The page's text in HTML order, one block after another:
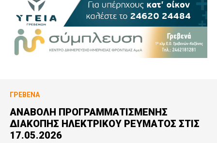
ΓΡΕΒΕΝΆ
ΑΝΑΒΟΛΗ ΠΡΟΓΡΑΜΜΑΤΙΣΜΕΝΗΣ
ΔΙΑΚΟΠΗΣ ΗΛΕΚΤΡΙΚΟΥ ΡΕΥΜΑΤΟΣ ΣΤΙΣ
17.05.2026